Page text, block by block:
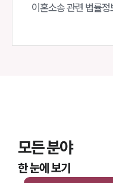
이혼소송 관련 법률정
모든 분야
한 눈에 보기